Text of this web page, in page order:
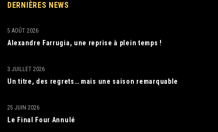
DERNIÈRES NEWS
Alexandre Farrugia, une reprise à plein temps !
5 AOÛT 2026
Un titre, des regrets… mais une saison remarquable
3 JUILLET 2026
Le Final Four Annulé
25 JUIN 2026